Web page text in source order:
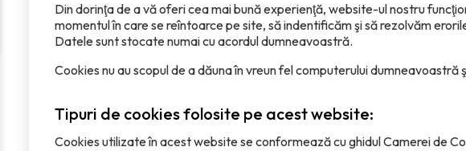
Din dorinţa de a vă oferi cea mai bună experienţă, website-ul nostru
momentul în care se reîntoarce pe site, să indentificăm şi să rezolvăm
Datele sunt stocate numai cu acordul dumneavoastră.
Cookies nu au scopul de a dăuna în vreun fel computerului
Tipuri de cookies folosite pe acest website:
Cookies utilizate în acest website se conformează cu ghidul Camerei de